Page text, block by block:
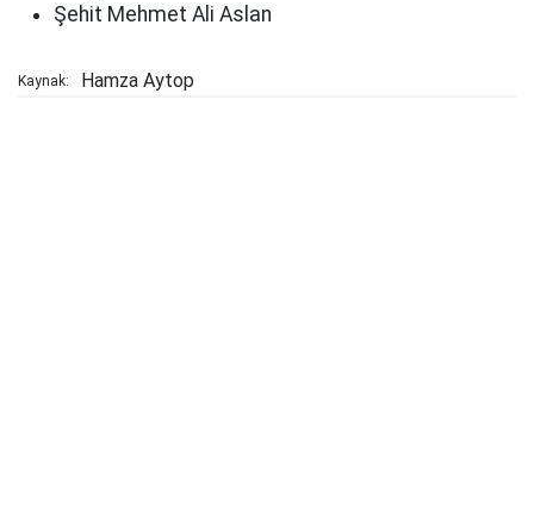
Şehit Mehmet Ali Aslan
Kaynak: Hamza Aytop